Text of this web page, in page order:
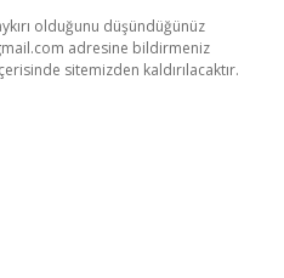
olduğunu düşündüğünüz
adresine bildirmeniz
sitemizden kaldırılacaktır.